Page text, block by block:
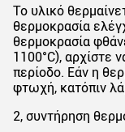
Το υλικό
θερμοκρασία
θερμοκρασία
1100°C), αρχίστε
περίοδο. Εάν η
φτωχή, κατόπιν
2, συντήρηση